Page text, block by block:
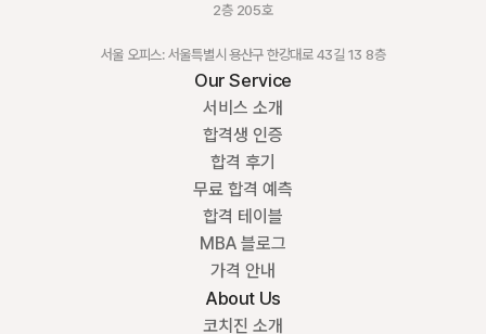
2층 205호
서울 오피스: 서울특별시 용산구 한강대로 43길 13 8층
Our Service
서비스 소개
합격생 인증
합격 후기
무료 합격 예측
합격 테이블
MBA 블로그
가격 안내
About Us
코치진 소개